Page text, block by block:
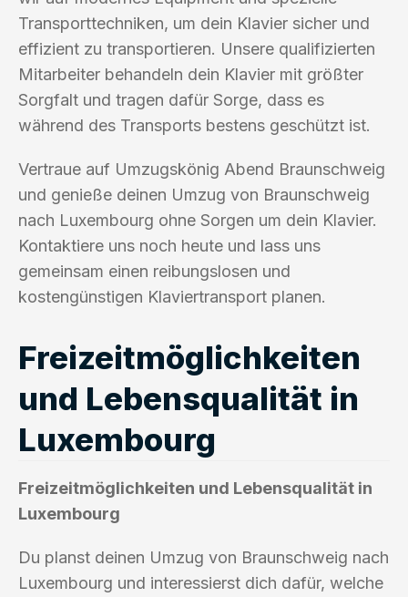
Transporttechniken, um dein Klavier sicher und
effizient zu transportieren. Unsere qualifizierten
Mitarbeiter behandeln dein Klavier mit größter
Sorgfalt und tragen dafür Sorge, dass es
während des Transports bestens geschützt ist.
Vertraue auf Umzugskönig Abend Braunschweig
und genieße deinen Umzug von Braunschweig
nach Luxembourg ohne Sorgen um dein Klavier.
Kontaktiere uns noch heute und lass uns
gemeinsam einen reibungslosen und
kostengünstigen Klaviertransport planen.
Freizeitmöglichkeiten
und Lebensqualität in
Luxembourg
Freizeitmöglichkeiten und Lebensqualität in
Luxembourg
Du planst deinen Umzug von Braunschweig nach
Luxembourg und interessierst dich dafür, welche